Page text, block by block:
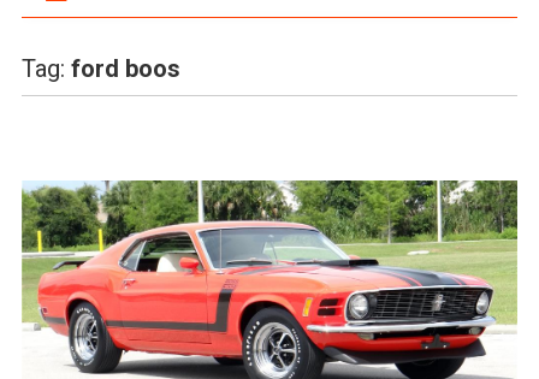
Tag: ford boos